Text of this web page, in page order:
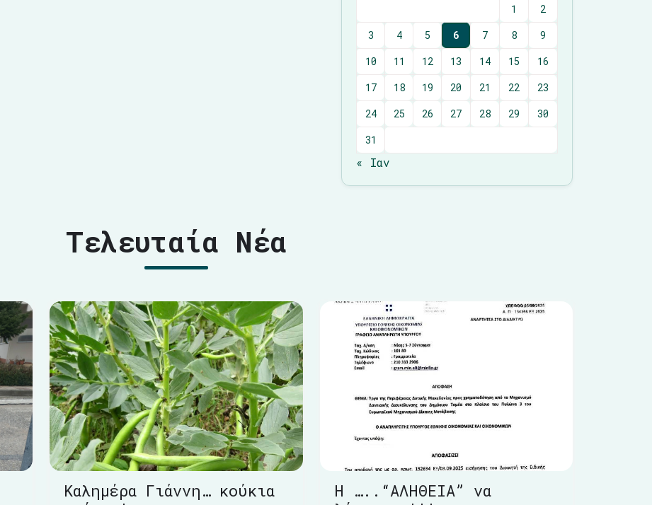
1
2
3
4 5 6 7 8
9
10
11 12 13 14 15
16
17
18 19 20 21 22
23
24
25 26 27 28 29
30
31
« Ιαν
Τελευταία Νέα
Καλημέρα Γιάννη… κούκια
Η …..“ΑΛΗΘΕΙΑ” να